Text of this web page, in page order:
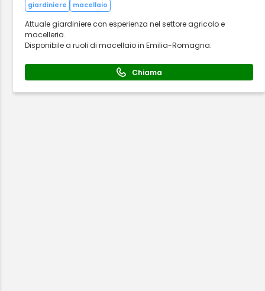
giardiniere macellaio
Attuale giardiniere con esperienza nel settore agricolo e
macelleria.
Disponibile a ruoli di macellaio in Emilia-Romagna.
Chiama